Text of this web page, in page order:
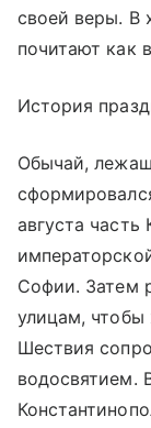
своей веры. В
почитают как
История
Обычай,
августа часть
Софии. Затем
улицам, чтобы
Шествия
водосвятием.